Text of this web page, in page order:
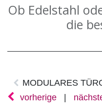
Ob Edelstahl
die
MODULARES
vorherige